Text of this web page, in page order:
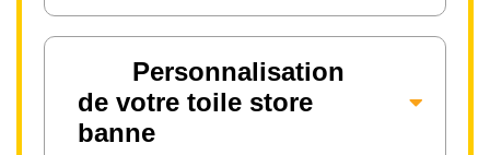
Personnalisation
de votre toile store
banne